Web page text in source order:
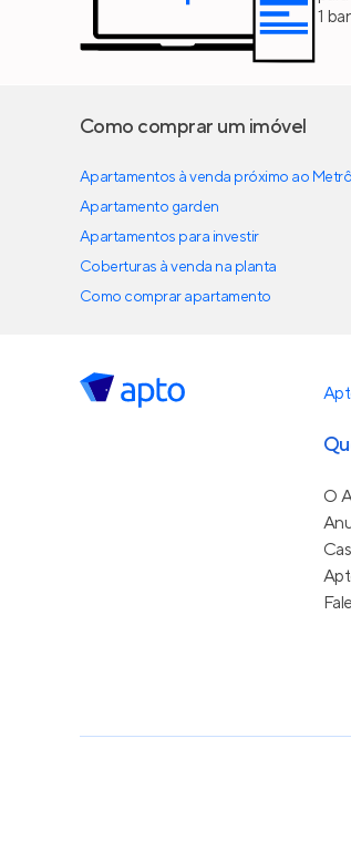
1
Como comprar um imóvel
Apartamentos à venda próximo ao Metrô
Apartamento garden
Apartamentos para investir
Coberturas à venda na planta
Como comprar apartamento
O